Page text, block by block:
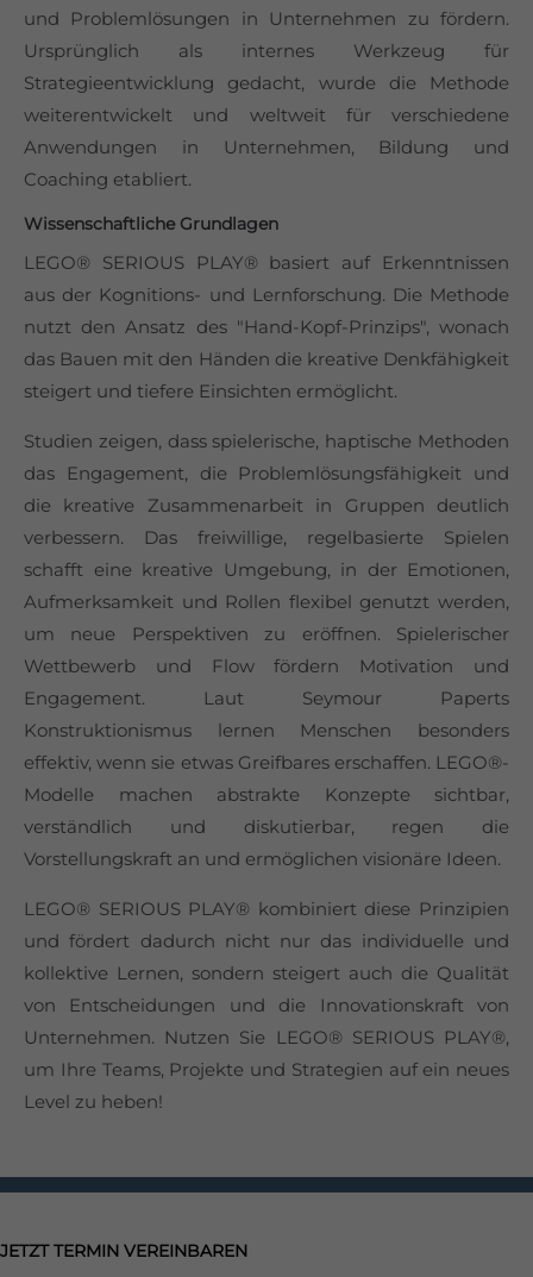
und Problemlösungen in Unternehmen zu fördern.
Ursprünglich als internes Werkzeug für
Strategieentwicklung gedacht, wurde die Methode
weiterentwickelt und weltweit für verschiedene
Anwendungen in Unternehmen, Bildung und
Coaching etabliert.
Wissenschaftliche Grundlagen
LEGO® SERIOUS PLAY® basiert auf Erkenntnissen
aus der Kognitions- und Lernforschung. Die Methode
nutzt den Ansatz des "Hand-Kopf-Prinzips", wonach
das Bauen mit den Händen die kreative Denkfähigkeit
steigert und tiefere Einsichten ermöglicht.
Studien zeigen, dass spielerische, haptische Methoden
das Engagement, die Problemlösungsfähigkeit und
die kreative Zusammenarbeit in Gruppen deutlich
verbessern. Das freiwillige, regelbasierte Spielen
schafft eine kreative Umgebung, in der Emotionen,
Aufmerksamkeit und Rollen flexibel genutzt werden,
um neue Perspektiven zu eröffnen. Spielerischer
Wettbewerb und Flow fördern Motivation und
Engagement. Laut Seymour Paperts
Konstruktionismus lernen Menschen besonders
effektiv, wenn sie etwas Greifbares erschaffen. LEGO®-
Modelle machen abstrakte Konzepte sichtbar,
verständlich und diskutierbar, regen die
Vorstellungskraft an und ermöglichen visionäre Ideen.
LEGO® SERIOUS PLAY® kombiniert diese Prinzipien
und fördert dadurch nicht nur das individuelle und
kollektive Lernen, sondern steigert auch die Qualität
von Entscheidungen und die Innovationskraft von
Unternehmen. Nutzen Sie LEGO® SERIOUS PLAY®,
um Ihre Teams, Projekte und Strategien auf ein neues
Level zu heben!
JETZT TERMIN VEREINBAREN